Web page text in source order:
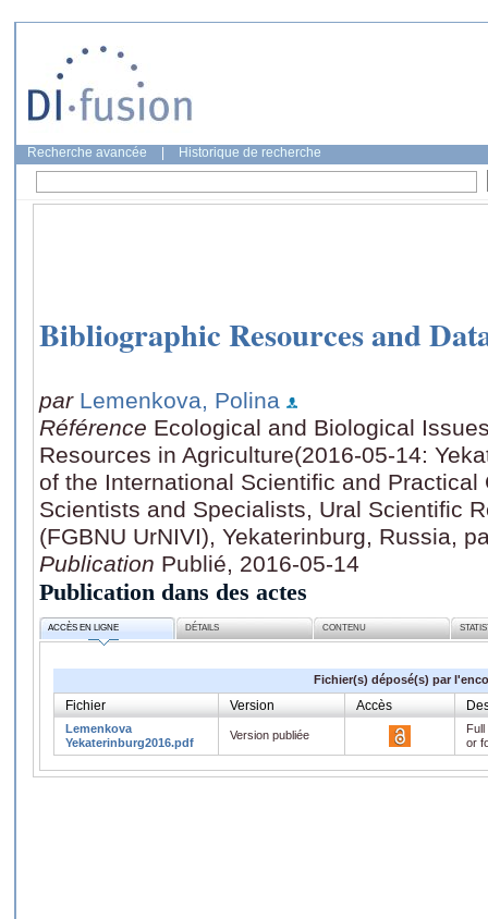
Recherche avancée Historique de recherche
Bibliographic Resources and
par Lemenkova, Polina
Référence Ecological and Biological
Resources in Agriculture(2016-05-14:
of the International Scientific and Practical
Scientists and Specialists, Ural Scientific
(FGBNU UrNIVI), Yekaterinburg, Russia,
Publication Publié, 2016-05-14
Publication dans des actes
ACCÈS EN LIGNE DÉTAILS CONTENU
Fichier(s) déposé(s) par
Fichier Version Accès
Lemenkova
Yekaterinburg2016.pdf
Version publiée
or